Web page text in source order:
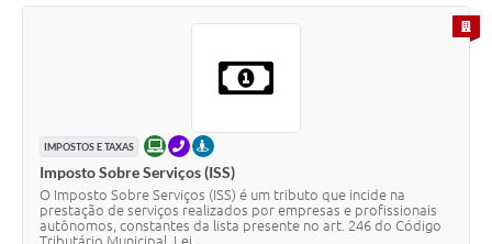
IMPOSTOS E TAXAS ONLINETELEFONEPRESENCIAL
Imposto Sobre Serviços (ISS)
O Imposto Sobre Serviços (ISS) é um tributo que incide na
prestação de serviços realizados por empresas e profissionais
autônomos, constantes da lista presente no art. 246 do Código
PARA